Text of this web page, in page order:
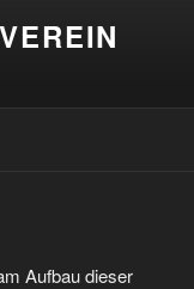
Aufbau dieser